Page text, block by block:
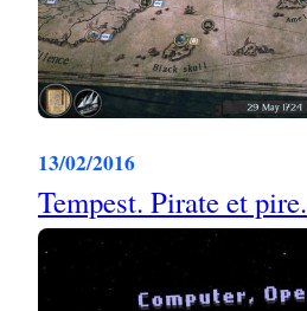
13/02/2016
Tempest. Pirate et pire.